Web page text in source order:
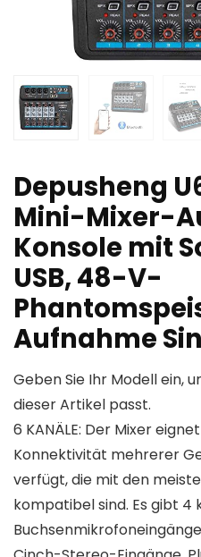
Depusheng
Mini-Mixer-
Konsole mit
USB, 48-V-
Aufnahme
Geben Sie Ihr Modell ein,
dieser Artikel passt.
6 KANÄLE: Der Mixer
Konnektivität mehrerer
verfügt, die mit den
kompatibel sind. Es gibt 4